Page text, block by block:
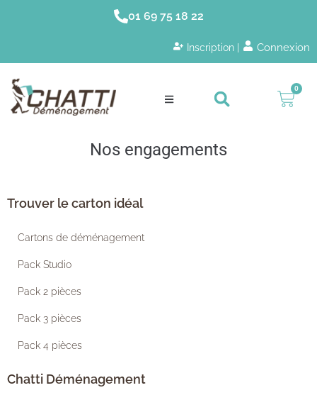
01 69 75 18 22
Inscription | Connexion
0
Nos engagements
Trouver le carton idéal
Cartons de déménagement
Pack Studio
Pack 2 pièces
Pack 3 pièces
Pack 4 pièces
Chatti Déménagement